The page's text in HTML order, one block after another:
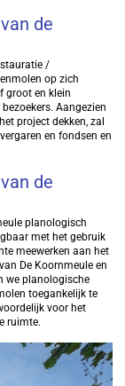
de
/
op zich
groot en klein
Aangezien
project dekken, zal
en fondsen en
de
planologisch
met het gebruik
meewerken aan het
De Koornmeule en
we planologische
toegankelijk te
voor het
ruimte.